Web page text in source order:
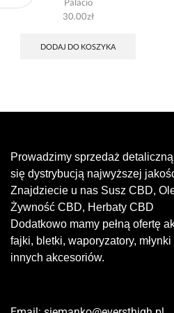
30.00zł
DODAJ DO KOSZYKA
Prowadzimy sprzedaż
się dystrybucją najwyższej
Znajdziecie u nas Susz CBD,
Żywność CBD, Herbaty CBD
Dodatkowo mamy pełną ofertę
fajki, bletki, waporyzatory,
innych akcesoriów.